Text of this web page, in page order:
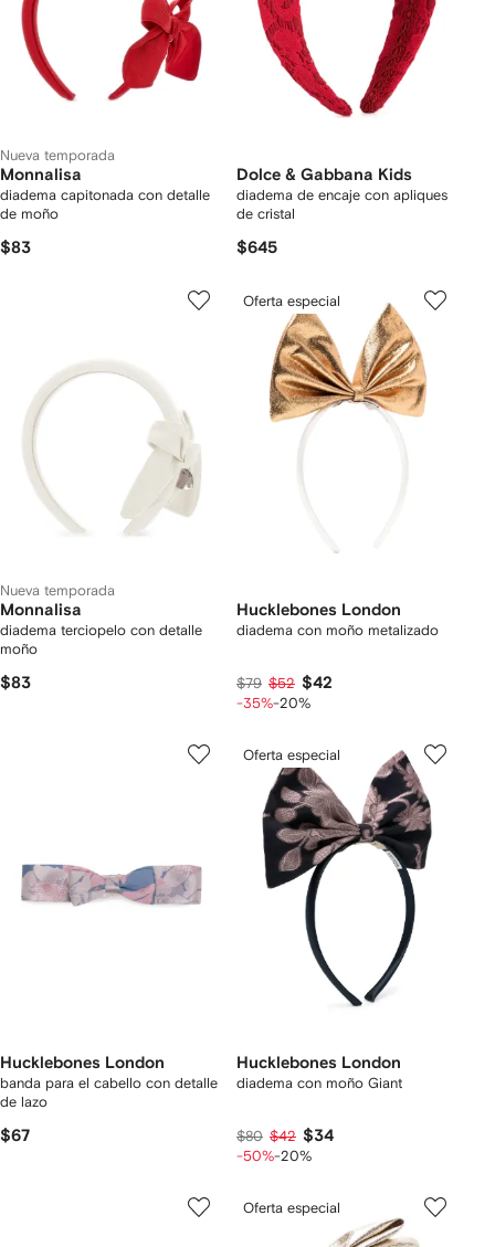
Nueva temporada
Monnalisa
diadema capitonada con detalle
de moño
$83
Dolce & Gabbana Kids
diadema de encaje con apliques
de cristal
$645
Nueva temporada
Monnalisa
diadema terciopelo con detalle
moño
$83
Oferta especial
Hucklebones London
diadema con moño metalizado
$79 $52 $42
-35%-20%
Hucklebones London
banda para el cabello con detalle
de lazo
$67
Oferta especial
Hucklebones London
diadema con moño Giant
$80 $42 $34
-50%-20%
Oferta especial